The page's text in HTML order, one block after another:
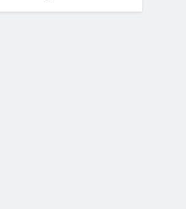
An Der Spitze Des